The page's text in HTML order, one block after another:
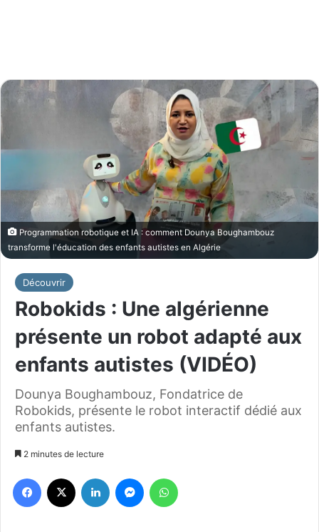
Programmation robotique et IA : comment Dounya Boughambouz
transforme l'éducation des enfants autistes en Algérie
Découvrir
Robokids : Une algérienne
présente un robot adapté aux
enfants autistes (VIDÉO)
Dounya Boughambouz, Fondatrice de
Robokids, présente le robot interactif dédié aux
enfants autistes.
2 minutes de lecture